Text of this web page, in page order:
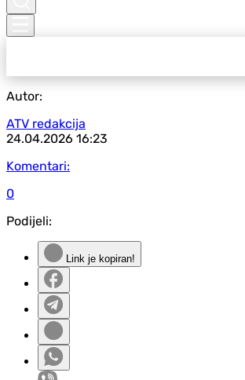
Autor:
ATV redakcija
24.04.2026 16:23
Komentari:
0
Podijeli:
Link je kopiran!